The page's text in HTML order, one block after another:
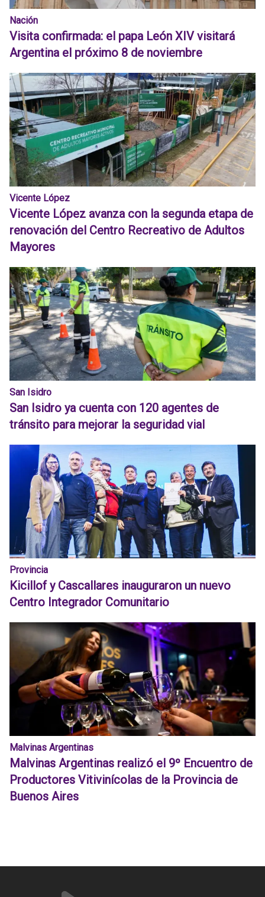
Nación
Visita confirmada: el papa León XIV visitará
Argentina el próximo 8 de noviembre
Vicente López
Vicente López avanza con la segunda etapa de
renovación del Centro Recreativo de Adultos
Mayores
San Isidro
San Isidro ya cuenta con 120 agentes de
tránsito para mejorar la seguridad vial
Provincia
Kicillof y Cascallares inauguraron un nuevo
Centro Integrador Comunitario
Malvinas Argentinas
Malvinas Argentinas realizó el 9º Encuentro de
Productores Vitivinícolas de la Provincia de
Buenos Aires